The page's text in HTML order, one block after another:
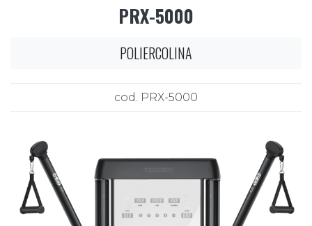
PRX-5000
POLIERCOLINA
cod. PRX-5000